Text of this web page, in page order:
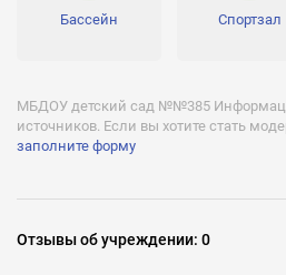
Бассейн Спортзал
МБДОУ детский сад №№385
источников. Если вы хотите стать
заполните форму
Отзывыоб учреждении: 0